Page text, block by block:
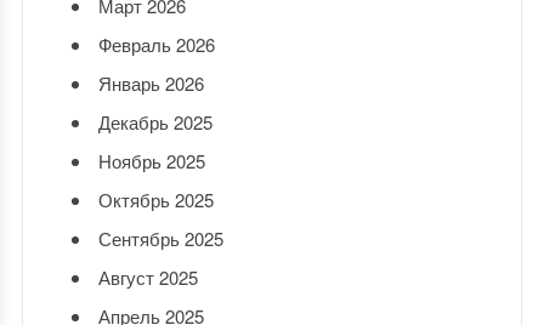
Март 2026
Февраль 2026
Январь 2026
Декабрь 2025
Ноябрь 2025
Октябрь 2025
Сентябрь 2025
Август 2025
Апрель 2025